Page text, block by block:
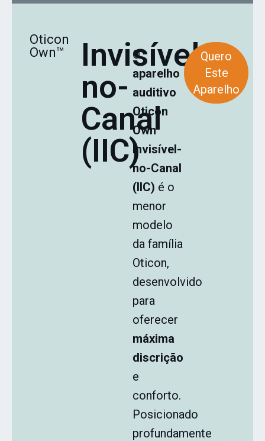
Oticon
Own™
Invisível-
no-
Canal
(IIC)
O
aparelho
auditivo
Oticon
Own
Invisível-
no-Canal
(IIC) é o
menor
modelo
da família
Oticon,
desenvolvido
para
oferecer
máxima
discrição
e
conforto.
Posicionado
profundamente
Quero
Este
Aparelho